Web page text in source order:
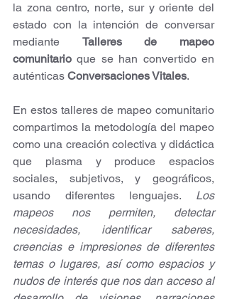
la zona centro, norte, sur y oriente del
estado con la intención de conversar
mediante Talleres de mapeo
comunitario que se han convertido en
auténticas Conversaciones Vitales.
En estos talleres de mapeo comunitario
compartimos la metodología del mapeo
como una creación colectiva y didáctica
que plasma y produce espacios
sociales, subjetivos, y geográficos,
usando diferentes lenguajes. Los
mapeos nos permiten, detectar
necesidades, identificar saberes,
creencias e impresiones de diferentes
temas o lugares, así como espacios y
nudos de interés que nos dan acceso al